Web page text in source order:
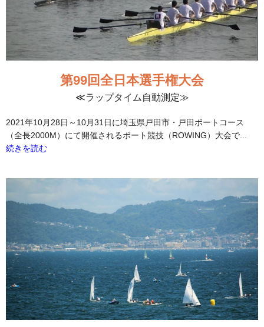
第99回全日本選手権大会
≪ラップタイム自動測定≫
2021年10月28日～10月31日に埼玉県戸田市・戸田ボートコース
（全長2000M）にて開催されるボート競技（ROWING）大会で...
続きを読む